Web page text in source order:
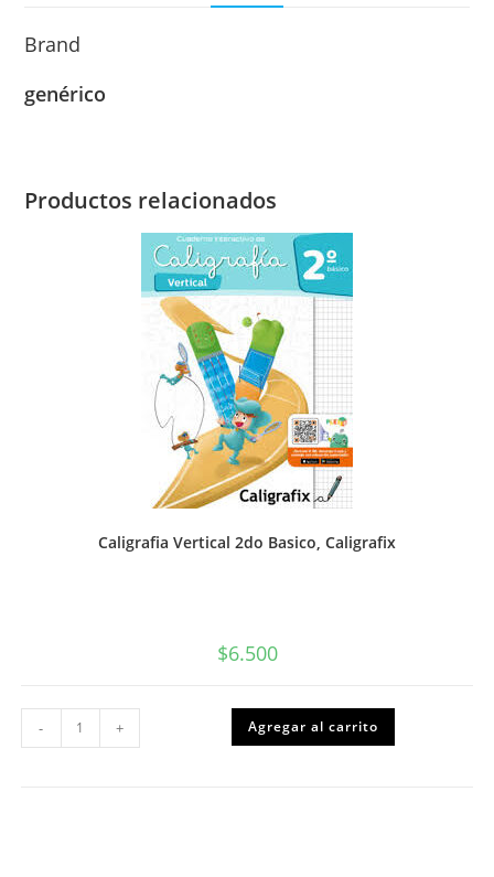
Brand
genérico
Productos relacionados
Caligrafia Vertical 2do Basico, Caligrafix
$6.500
Caligrafia
Vertical
2do
- + Agregar al carrito